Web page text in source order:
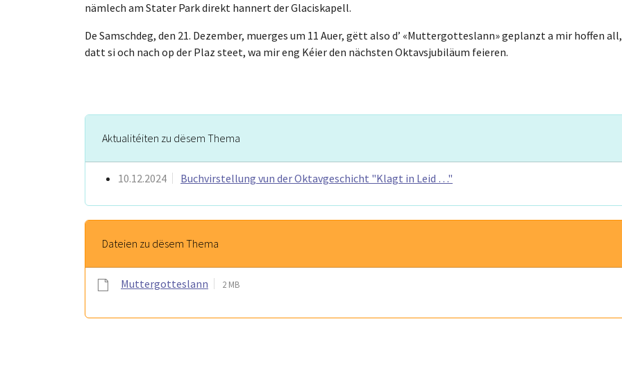
nämlech am Stater Park direkt hannert der Glaciskapell.
De Samschdeg, den 21. Dezember, muerges um 11 Auer, gëtt also d’ «Muttergotteslann» geplanzt a mir hoffen all,
datt si och nach op der Plaz steet, wa mir eng Kéier den nächsten Oktavsjubiläum feieren.
Aktualitéiten zu dësem Thema
10.12.2024 Buchvirstellung vun der Oktavgeschicht "Klagt in Leid …"
Dateien zu dësem Thema
Muttergotteslann 2 MB